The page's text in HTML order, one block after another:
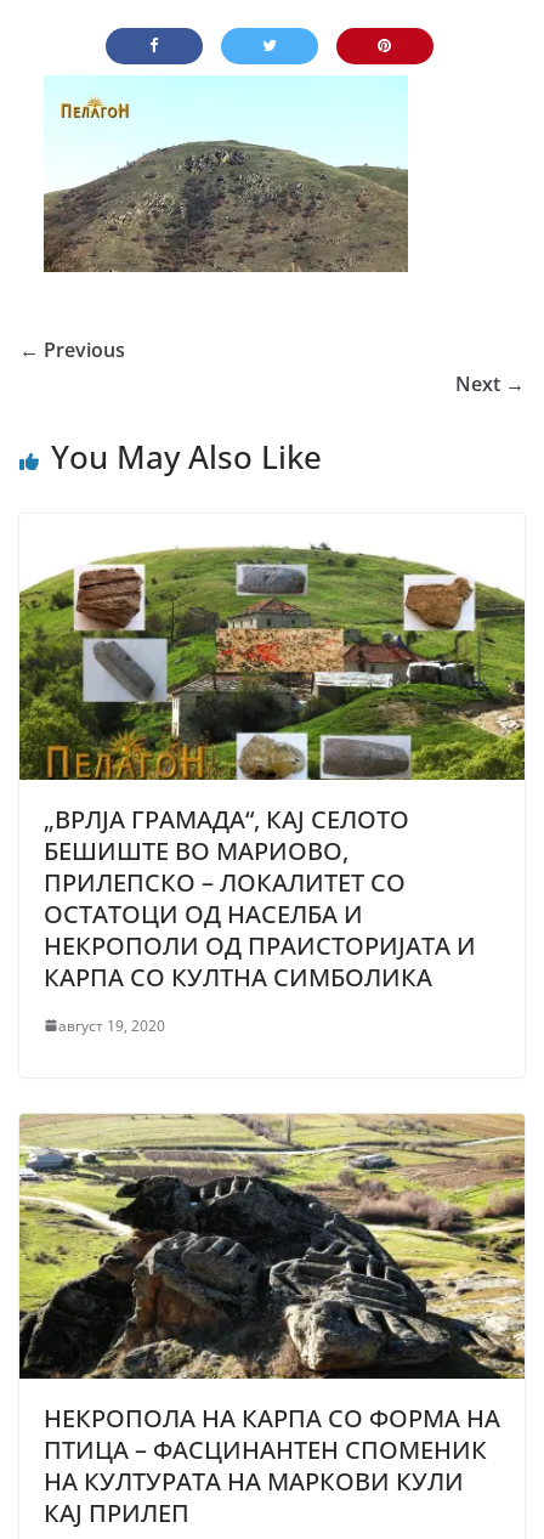
← Previous
Next →
You May Also Like
„ВРЛЈА ГРАМАДА“, КАЈ СЕЛОТО
БЕШИШТЕ ВО МАРИОВО,
ПРИЛЕПСКО – ЛОКАЛИТЕТ СО
ОСТАТОЦИ ОД НАСЕЛБА И
НЕКРОПОЛИ ОД ПРАИСТОРИЈАТА И
КАРПА СО КУЛТНА СИМБОЛИКА
август 19, 2020
НЕКРОПОЛА НА КАРПА СО ФОРМА НА
ПТИЦА – ФАСЦИНАНТЕН СПОМЕНИК
НА КУЛТУРАТА НА МАРКОВИ КУЛИ
КАЈ ПРИЛЕП